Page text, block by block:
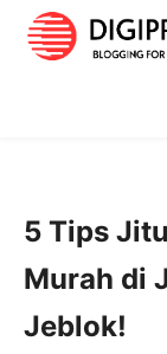
5 Tips
Murah di
Jeblok!